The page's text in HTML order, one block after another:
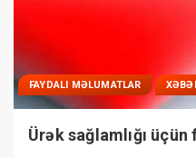
FAYDALI MƏLUMATLAR
Ürək sağlamlığı